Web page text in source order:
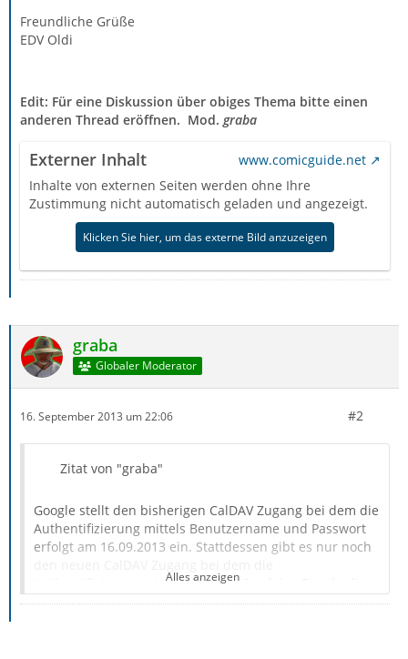
Freundliche Grüße
EDV Oldi
Edit: Für eine Diskussion über obiges Thema bitte einen
anderen Thread eröffnen. Mod. graba
Externer Inhalt
www.comicguide.net
Inhalte von externen Seiten werden ohne Ihre
Zustimmung nicht automatisch geladen und angezeigt.
Klicken Sie hier, um das externe Bild anzuzeigen
graba
Globaler Moderator
16. September 2013 um 22:06 #2
Zitat von "graba"
Google stellt den bisherigen CalDAV Zugang bei dem die
Authentifizierung mittels Benutzername und Passwort
erfolgt am 16.09.2013 ein. Stattdessen gibt es nur noch
Authentifizierung mittels OAuth 2.0 erfolgt. Dies bedingt
das neue Anlegen der Kalender da sich die Adresse
Alles anzeigen